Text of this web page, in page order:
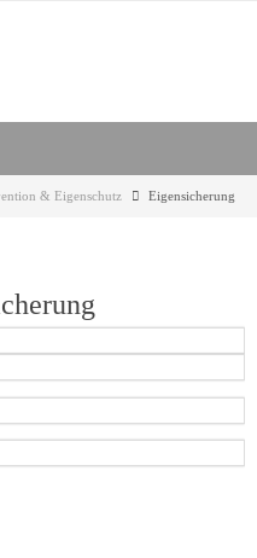
& Eigenschutz Eigensicherung